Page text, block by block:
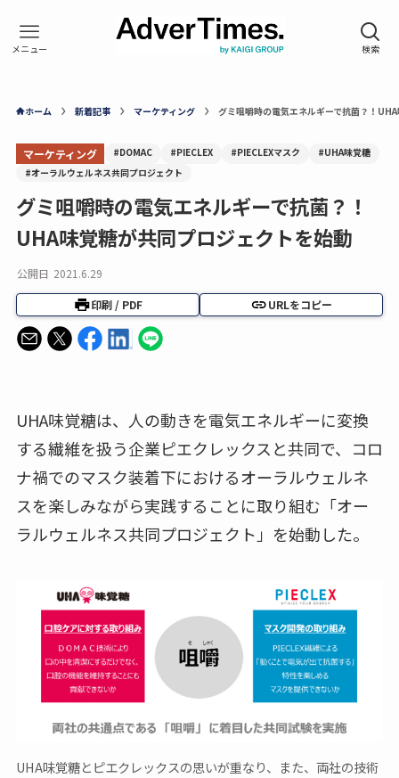
ホーム 新着記事 マーケティング グミ咀嚼時の電気エネルギーで抗菌？！
マーケティング #DOMAC #PIECLEX #PIECLEXマスク
#UHA味覚糖
#オーラルウェルネス共同プロジェクト
グミ咀嚼時の電気エネルギーで抗菌？！
UHA味覚糖が共同プロジェクトを始動
公開日 2021.6.29
印刷 / PDF URLをコピー
UHA味覚糖は、人の動きを電気エネルギーに変換
する繊維を扱う企業ピエクレックスと共同で、コロ
ナ禍でのマスク装着下におけるオーラルウェルネ
スを楽しみながら実践することに取り組む「オー
ラルウェルネス共同プロジェクト」を始動した。
UHA味覚糖とピエクレックスの思いが重なり、また、両社の技術